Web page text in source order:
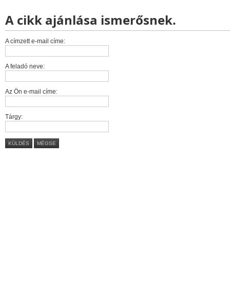
A cikk ajánlása ismerősnek.
A címzett e-mail címe:
A feladó neve:
Az Ön e-mail címe:
Tárgy:
KÜLDÉS MÉGSE